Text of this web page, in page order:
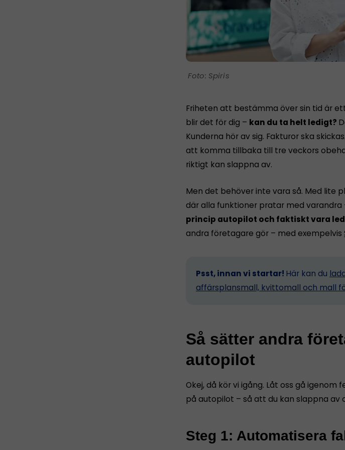
Spiris
Friheten att bestämma över sin tid är
blir det för dig – kan du ta helt ledigt?
Kunderna hör av sig. Fakturor ska
att komma tillbaka till tre veckors
riktigt kan slappna av.
Men det behöver inte vara så. Med lite
där alla funktioner pratar med varandra
princip autopilot och faktiskt vara
andra företagare gör – med exempelvis
Psst, innan vi startar! Här kan du
affärsplansmall, kvittomall och mall
Så sätter andra
autopilot
Okej, då kör vi igång. Låt oss gå
på autopilot – så att du kan slappna av
Steg 1: Automatisera